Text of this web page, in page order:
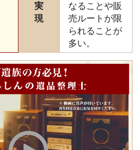
実
現
なることや販
売ルートが限
られることが
多い。